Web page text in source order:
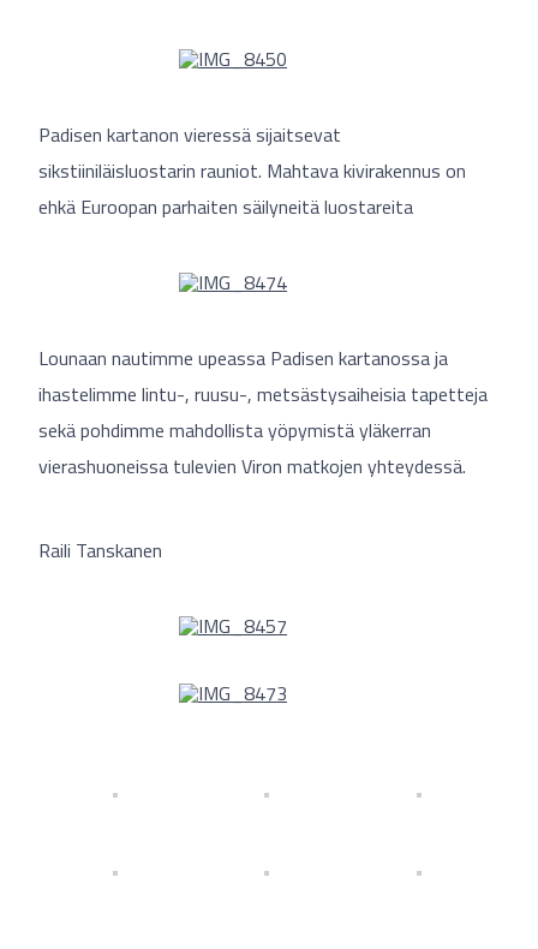
Padisen kartanon vieressä sijaitsevat
sikstiiniläisluostarin rauniot. Mahtava kivirakennus on
ehkä Euroopan parhaiten säilyneitä luostareita
Lounaan nautimme upeassa Padisen kartanossa ja
ihastelimme lintu-, ruusu-, metsästysaiheisia tapetteja
sekä pohdimme mahdollista yöpymistä yläkerran
vierashuoneissa tulevien Viron matkojen yhteydessä.
Raili Tanskanen